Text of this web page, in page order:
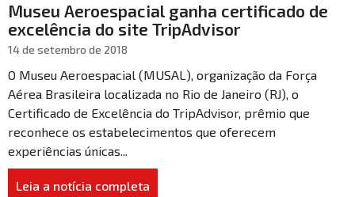
Museu Aeroespacial ganha certificado de
excelência do site TripAdvisor
14 de setembro de 2018
O Museu Aeroespacial (MUSAL), organização da Força
Aérea Brasileira localizada no Rio de Janeiro (RJ), o
Certificado de Excelência do TripAdvisor, prêmio que
reconhece os estabelecimentos que oferecem
experiências únicas...
Leia a notícia completa